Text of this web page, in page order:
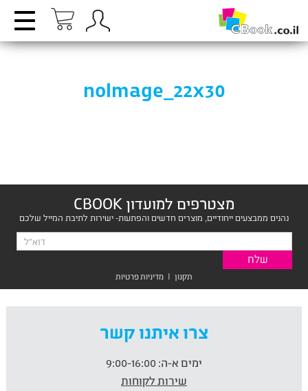
noImage_22x30
מצטרפים למועדון CBOOK
נהנים ממבצעים ייחודיים, מוצרים חדשים והפתעות- ישירות לתיבת המייל שלכם
תקנון | מדיניות פרטיות
צרו איתנו קשר
ימים א-ה:
שירות לקוחות